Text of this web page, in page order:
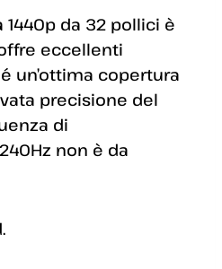
da 32 pollici è
eccellenti
un’ottima copertura
precisione del
di
non è da